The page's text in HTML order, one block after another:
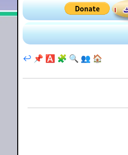
🏠
👥
🔍
🧩
🅰️
📌
↩️